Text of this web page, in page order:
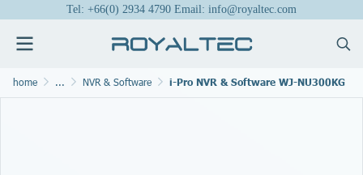
Tel: +66(0) 2934 4790 Email: info@royaltec.com
home ... NVR & Software i-Pro NVR & Software WJ-NU300KG